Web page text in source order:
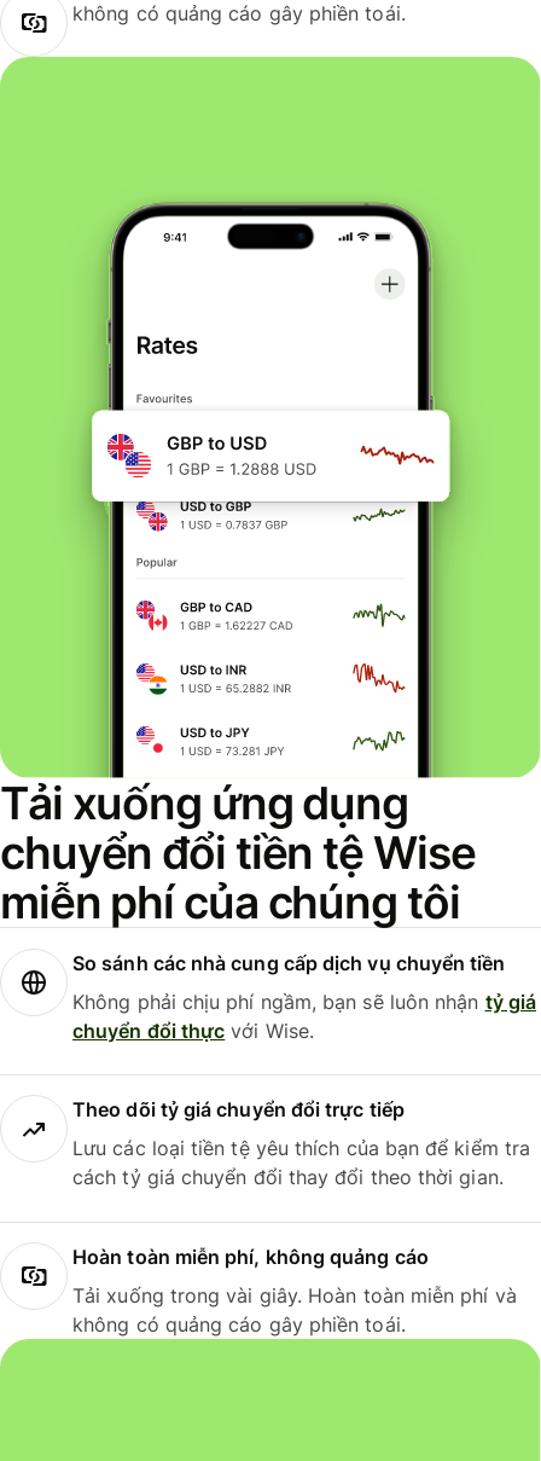
không có quảng cáo gây phiền toái.
Tải xuống ứng dụng
chuyển đổi tiền tệ Wise
miễn phí của chúng tôi
So sánh các nhà cung cấp dịch vụ chuyển tiền
Không phải chịu phí ngầm, bạn sẽ luôn nhận tỷ giá
chuyển đổi thực với Wise.
Theo dõi tỷ giá chuyển đổi trực tiếp
Lưu các loại tiền tệ yêu thích của bạn để kiểm tra
cách tỷ giá chuyển đổi thay đổi theo thời gian.
Hoàn toàn miễn phí, không quảng cáo
Tải xuống trong vài giây. Hoàn toàn miễn phí và
không có quảng cáo gây phiền toái.